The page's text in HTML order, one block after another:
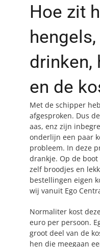
Hoe zit
drinken,
en de
Met de schipper
afgesproken. Dus
aas, enz zijn
onderlijn een paar
probleem. In deze
drankje. Op de
zelf broodjes en
bestellingen eigen
wij vanuit Ego
Normaliter kost
euro per persoon.
groot deel van de
hen die meegaan